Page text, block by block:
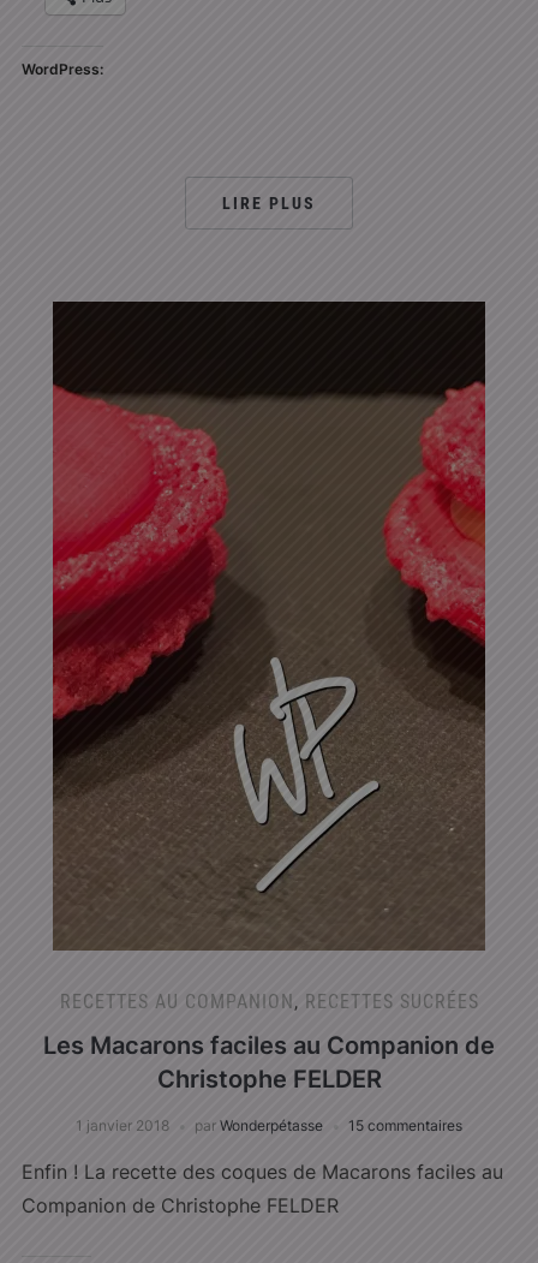
WordPress:
LIRE PLUS
RECETTES AU COMPANION, RECETTES SUCRÉES
Les Macarons faciles au Companion de
Christophe FELDER
1 janvier 2018 par Wonderpétasse 15 commentaires
Enfin ! La recette des coques de Macarons faciles au
Companion de Christophe FELDER